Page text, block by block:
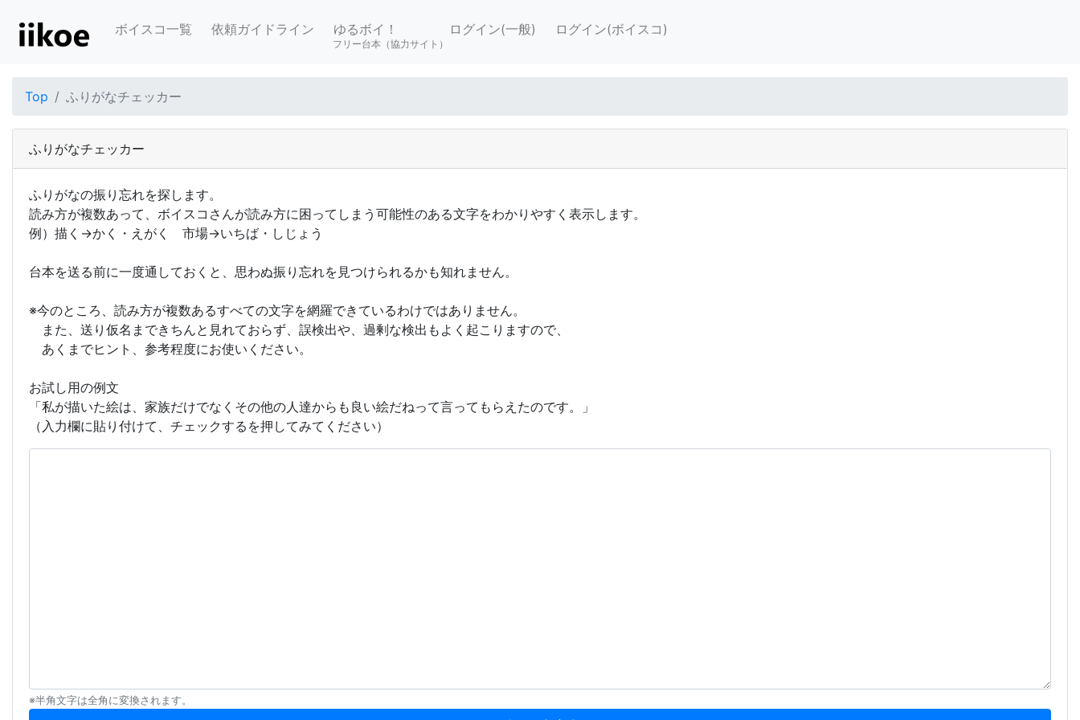
ボイスコ一覧 依頼ガイドライン ゆるボイ！
フリー台本（協力サイト）
ログイン(一般) ログイン(ボイスコ)
Top ふりがなチェッカー
ふりがなチェッカー
ふりがなの振り忘れを探します。
読み方が複数あって、ボイスコさんが読み方に困ってしまう可能性のある文字をわかりやすく表示します。
例）描く→かく・えがく 市場→いちば・しじょう
台本を送る前に一度通しておくと、思わぬ振り忘れを見つけられるかも知れません。
※今のところ、読み方が複数あるすべての文字を網羅できているわけではありません。
また、送り仮名まできちんと見れておらず、誤検出や、過剰な検出もよく起こりますので、
あくまでヒント、参考程度にお使いください。
お試し用の例文
「私が描いた絵は、家族だけでなくその他の人達からも良い絵だねって言ってもらえたのです。」
（入力欄に貼り付けて、チェックするを押してみてください）
※半角文字は全角に変換されます。